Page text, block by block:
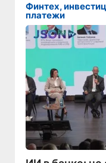
Финтех, инвестиции, новации, финансы,
платежи